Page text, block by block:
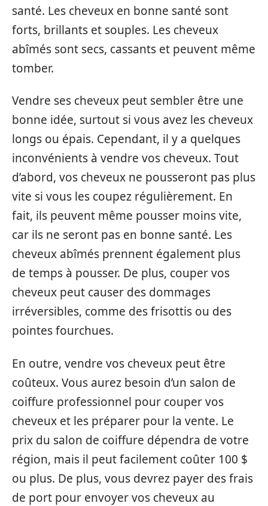
santé. Les cheveux en bonne santé sont
forts, brillants et souples. Les cheveux
abîmés sont secs, cassants et peuvent même
tomber.
Vendre ses cheveux peut sembler être une
bonne idée, surtout si vous avez les cheveux
longs ou épais. Cependant, il y a quelques
inconvénients à vendre vos cheveux. Tout
d’abord, vos cheveux ne pousseront pas plus
vite si vous les coupez régulièrement. En
fait, ils peuvent même pousser moins vite,
car ils ne seront pas en bonne santé. Les
cheveux abîmés prennent également plus
de temps à pousser. De plus, couper vos
cheveux peut causer des dommages
irréversibles, comme des frisottis ou des
pointes fourchues.
En outre, vendre vos cheveux peut être
coûteux. Vous aurez besoin d’un salon de
coiffure professionnel pour couper vos
cheveux et les préparer pour la vente. Le
prix du salon de coiffure dépendra de votre
région, mais il peut facilement coûter 100 $
ou plus. De plus, vous devrez payer des frais
de port pour envoyer vos cheveux au